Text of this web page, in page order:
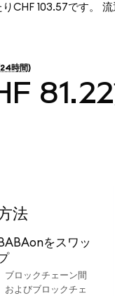
CHF 103.57です。
時間)
法
をスワッ
ブロックチェーン間
およびブロックチェ